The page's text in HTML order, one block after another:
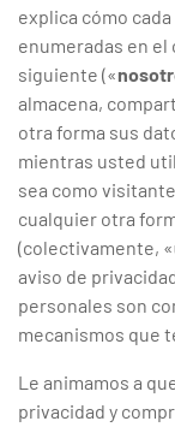
explica cómo
enumeradas en el
siguiente («
almacena,
otra forma sus
mientras usted
sea como
cualquier otra
(colectivamente, «
aviso de
personales son
mecanismos que
Le animamos a
privacidad y